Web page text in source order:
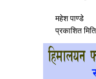
महेश पाण्डे
प्रकाशित